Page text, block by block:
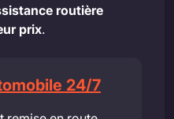
routière
prix.
24/7